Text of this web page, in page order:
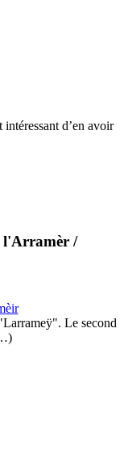
d’en avoir
l'Arramèr /
Le second